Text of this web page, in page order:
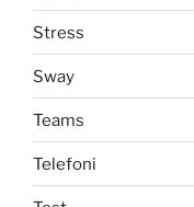
Stress
Sway
Teams
Telefoni